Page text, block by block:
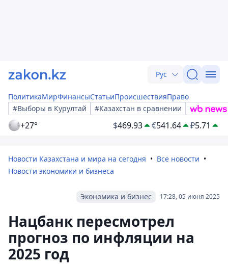
Рус
ПолитикаМирФинансыСтатьиПроисшествияПраво
#Выборы в Курултай
#Казахстан в сравнении
+27° $469.93 €541.64 ₽5.71
Новости Казахстана и мира на сегодня
Все новости
Новости экономики и бизнеса
17:28, 05 июня 2025
Экономика и бизнес
Нацбанк пересмотрел
прогноз по инфляции на
2025 год